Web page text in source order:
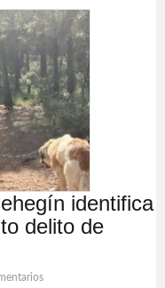
identifica
delito de